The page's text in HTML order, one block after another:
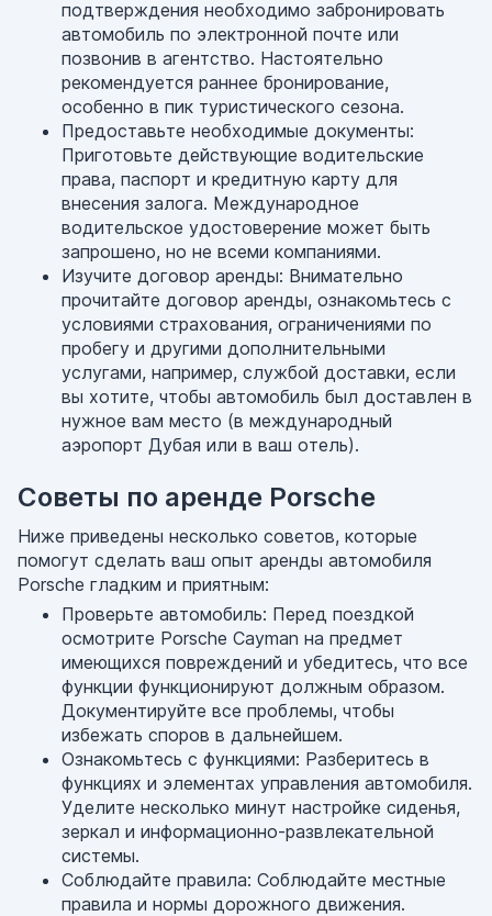
подтверждения необходимо забронировать
автомобиль по электронной почте или
позвонив в агентство. Настоятельно
рекомендуется раннее бронирование,
особенно в пик туристического сезона.
Предоставьте необходимые документы:
Приготовьте действующие водительские
права, паспорт и кредитную карту для
внесения залога. Международное
водительское удостоверение может быть
запрошено, но не всеми компаниями.
Изучите договор аренды: Внимательно
прочитайте договор аренды, ознакомьтесь с
условиями страхования, ограничениями по
пробегу и другими дополнительными
услугами, например, службой доставки, если
вы хотите, чтобы автомобиль был доставлен в
нужное вам место (в международный
аэропорт Дубая или в ваш отель).
Советы по аренде Porsche
Ниже приведены несколько советов, которые
помогут сделать ваш опыт аренды автомобиля
Porsche гладким и приятным:
Проверьте автомобиль: Перед поездкой
осмотрите Porsche Cayman на предмет
имеющихся повреждений и убедитесь, что все
функции функционируют должным образом.
Документируйте все проблемы, чтобы
избежать споров в дальнейшем.
Ознакомьтесь с функциями: Разберитесь в
функциях и элементах управления автомобиля.
Уделите несколько минут настройке сиденья,
зеркал и информационно-развлекательной
системы.
Соблюдайте правила: Соблюдайте местные
правила и нормы дорожного движения.